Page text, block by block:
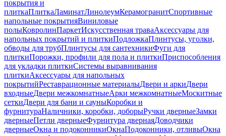
покрытия и
плиткаПлиткаЛаминатЛинолеумКерамогранитСпортивные
напольные покрытияВиниловые
полыКовролинПаркетИскусственная траваАксессуары для
напольных покрытий и плиткиПодложкаПлинтусы, уголки,
обводы для трубПлинтусы для сантехникиФуги для
плиткиПорожки, профили для пола и плиткиПриспособления
для укладки плиткиСистемы выравнивания
плиткиАксессуары для напольных
покрытийРеставрационные материалыДвери и аркиДвери
входныеДвери межкомнатныеАрки межкомнатныеМоскитные
сеткиДвери для бани и сауныКоробки и
фурнитураНаличники, коробки, доборыРучки дверныеЗамки
дверныеПетли дверныеФурнитура двернаяДоводчики
дверныеОкна и подоконникиОкнаПодоконники, отливыОкна